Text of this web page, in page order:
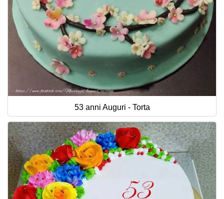
53 anni Auguri - Torta